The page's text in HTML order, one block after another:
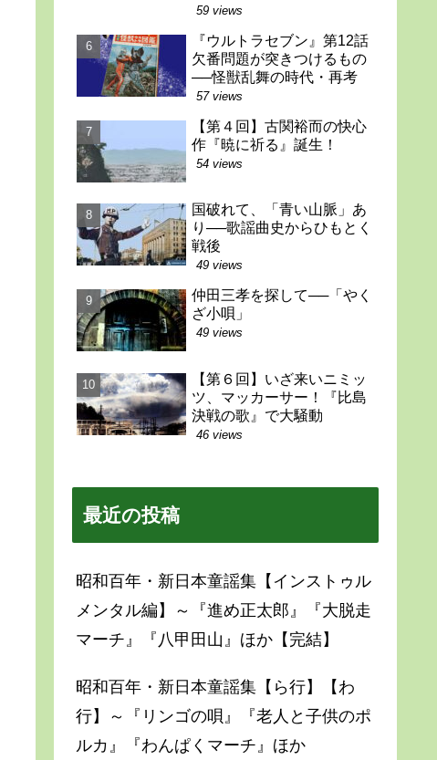
59 views
『ウルトラセブン』第12話
欠番問題が突きつけるもの
──怪獣乱舞の時代・再考
57 views
【第４回】古関裕而の快心
作『暁に祈る』誕生！
54 views
国破れて、「青い山脈」あ
り──歌謡曲史からひもとく
戦後
49 views
仲田三孝を探して──「やく
ざ小唄」
49 views
【第６回】いざ来いニミッ
ツ、マッカーサー！『比島
決戦の歌』で大騒動
46 views
最近の投稿
昭和百年・新日本童謡集【インストゥル
メンタル編】～『進め正太郎』『大脱走
マーチ』『八甲田山』ほか【完結】
昭和百年・新日本童謡集【ら行】【わ
行】～『リンゴの唄』『老人と子供のポ
ルカ』『わんぱくマーチ』ほか